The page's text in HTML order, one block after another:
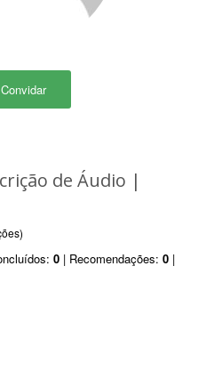
Convidar
de Áudio |
0 | Recomendações: 0 |